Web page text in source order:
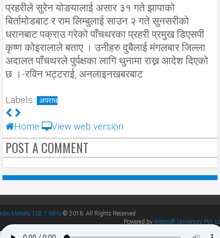
प्रहरीले सुरेन योङयालाई असार ३१ गते झापाको
बिर्तामोडबाट र राम लिम्बुलाई साउन २ गते सुनसरीको
धरानबाट पक्राउ गरेको पाँचथरका प्रहरी प्रमुख डिएसपी
कृष्ण कोइरालाले बताए । उनीहरु दुबैलाई मंगलबार जिल्ला
अदालत पाँचथरले पुर्पक्षका लागि थुनामा राख्न आदेश दिएको
छ ।-रविन भट्टराई, अनलाइनखबरबाट
Labels: अपराध
Home View web version
POST A COMMENT
Makalu 102.1 MHz © 2016. All Rights Reserved.
Powered by Websoft University Pvt.